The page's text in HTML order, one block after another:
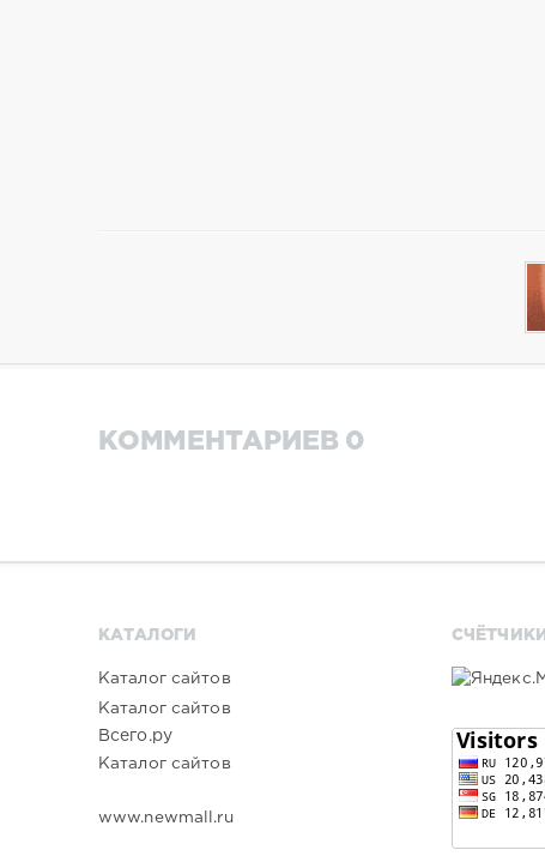
КОММЕНТАРИЕВ 0
КАТАЛОГИ
Каталог сайтов
Каталог сайтов
Всего.ру
Каталог сайтов
www.newmall.ru
СЧЁТЧИКИ